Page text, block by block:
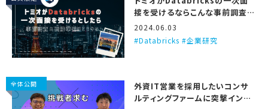
接を受けるならこんな事前調査と
準備をする、という話
2024.06.03
Databricks #企業研究
全体公開
外資IT営業を採用したいコンサ
ルティングファームに突撃インタ